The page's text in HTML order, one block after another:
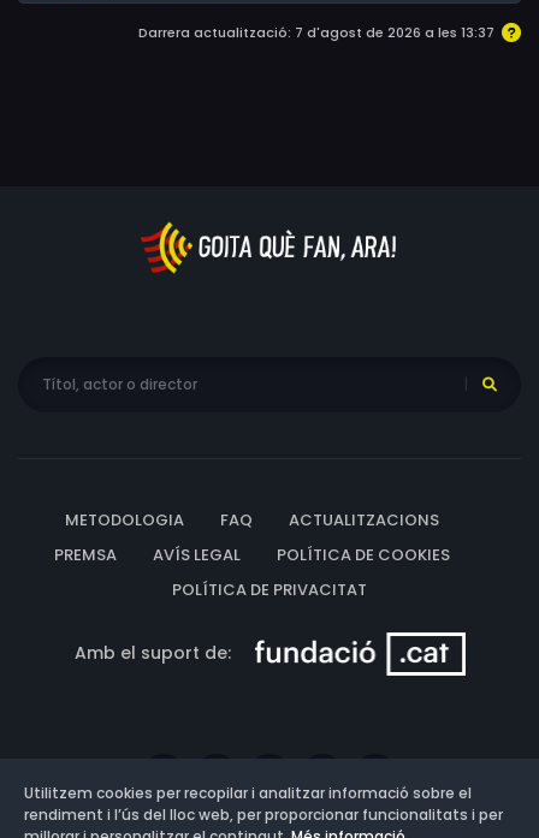
Darrera actualització: 7 d'agost de 2026 a les 13:37
METODOLOGIA FAQ
ACTUALITZACIONS
PREMSA
AVÍS LEGAL
POLÍTICA DE COOKIES
POLÍTICA DE PRIVACITAT
Amb el suport de:
Utilitzem cookies per recopilar i analitzar informació sobre el
rendiment i l’ús del lloc web, per proporcionar funcionalitats i per